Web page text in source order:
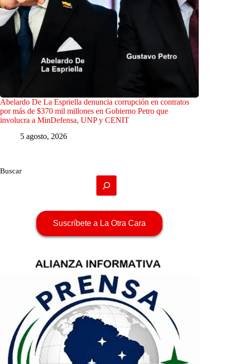
Abelardo De La Espriella denuncia corrupción en contratos
por más de $370 mil millones en Gobierno Petro que
involucra a MinDefensa, UNP y CENIT
5 agosto, 2026
Buscar
Suscríbete a La Otra Cara